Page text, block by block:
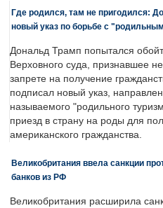
Где родился, там не пригодился:
новый указ по борьбе с
Дональд Трамп попытался
Верховного суда, признавшее
запрете на получение
подписал новый указ,
называемого "родильного
приезд в страну на роды для
американского гражданства.
Великобритания ввела санкции
банков из РФ
Великобритания расширила